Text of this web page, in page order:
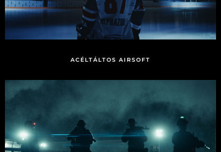
ACÉLTÁLTOS AIRSOFT